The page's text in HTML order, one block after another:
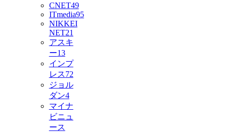
CNET49
ITmedia95
NIKKEI
NET21
アスキ
ー13
インプ
レス72
ジョル
ダン4
マイナ
ビニュ
ース